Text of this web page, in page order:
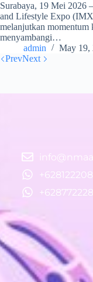
Surabaya, 19 Mei 2026
and Lifestyle Expo
melanjutkan momentum
menyambangi…
admin
May 19,
PrevNext